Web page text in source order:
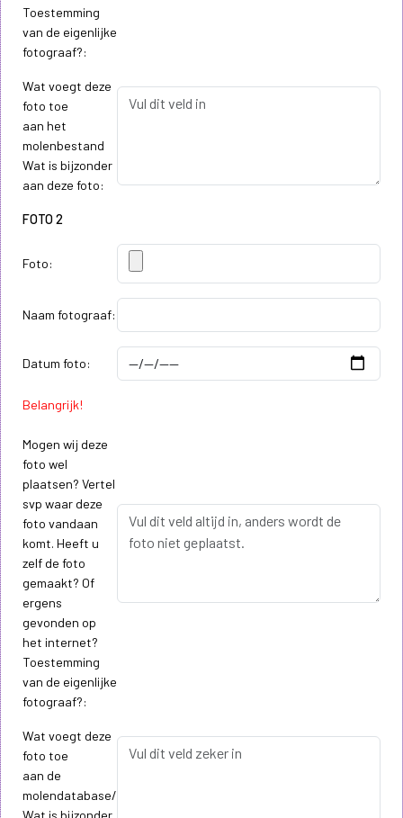
Toestemming
van de eigenlijke
fotograaf?:
Wat voegt deze
foto toe
aan het
molenbestand
Wat is bijzonder
aan deze foto:
FOTO 2
Foto:
Naam fotograaf:
Datum foto:
Belangrijk!
Mogen wij deze
foto wel
plaatsen? Vertel
svp waar deze
foto vandaan
komt. Heeft u
zelf de foto
gemaakt? Of
ergens
gevonden op
het internet?
Toestemming
van de eigenlijke
fotograaf?:
Wat voegt deze
foto toe
aan de
molendatabase/
Wat is bijzonder